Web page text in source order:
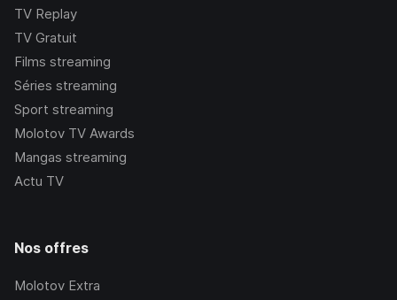
TV Replay
TV Gratuit
Films streaming
Séries streaming
Sport streaming
Molotov TV Awards
Mangas streaming
Actu TV
Nos offres
Molotov Extra